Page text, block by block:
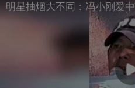
明星抽烟大不同：冯小刚爱